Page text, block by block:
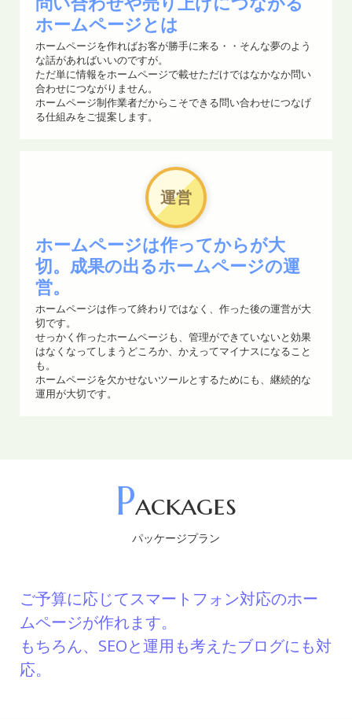
Widows11へのアップデートはお済みでしょうか？
ご利用の機種によってはアップデートに対応していない場
合があります。
Windows 10のサポートは、2025年10月14日に終了しま
す。
今一度ご利用のシステムをご確認ください。
2025年6月のWindows UpdateでPCが起動しなくなるケー
復旧についてサポートを行なっております。
該当するお客様にはすでに連絡済みですが、ご不明点があ
る場合はお気軽にお問い合わせください。
2025.05.13
Googleフォームを使ったお問い合わせ対応やアンケート、
出欠確認などのシステムを既存サイトとの連携サポートを
行っています。お気軽にお問い合わせください。
ご希望の方はポートフォリオ等、弊社HPのお問い合わせよ
毎回同じフォーマットの伝票に手書きで記載したり、ファ
イルを入力したりしていませんか？ 使い慣れたスマートフ
ォンやパソコンを使ってSNSに投稿するように入力するこ
とで作業効率が改善できます。 御社の業務改善のご提案を
いたします。
ホームページとは
ホームページを作ればお客が勝手に来る・・そんな夢のよう
な話があればいいのですが。
ただ単に情報をホームページで載せただけではなかなか問い
合わせにつながりません。
ホームページ制作業者だからこそできる問い合わせにつなげ
る仕組みをご提案します。
運営
ホームページは作ってからが大
切。成果の出るホームページの運
営。
ホームページは作って終わりではなく、作った後の運営が大
切です。
せっかく作ったホームページも、管理ができていないと効果
はなくなってしまうどころか、かえってマイナスになること
も。
ホームページを欠かせないツールとするためにも、継続的な
運用が大切です。
Packages
パッケージプラン
ご予算に応じてスマートフォン対応のホー
ムページが作れます。
もちろん、SEOと運用も考えたブログにも対
応。